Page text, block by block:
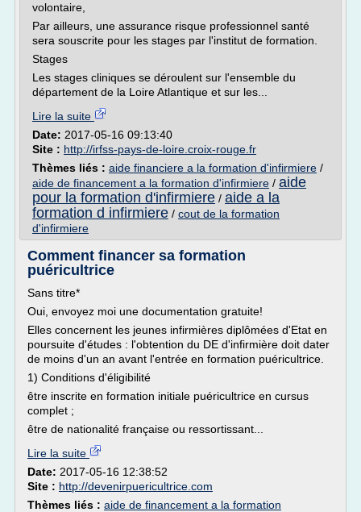
volontaire,
Par ailleurs, une assurance risque professionnel santé
sera souscrite pour les stages par l'institut de formation.
Stages
Les stages cliniques se déroulent sur l'ensemble du
département de la Loire Atlantique et sur les...
Lire la suite
Date: 2017-05-16 09:13:40
Site : http://irfss-pays-de-loire.croix-rouge.fr
Thèmes liés : aide financiere a la formation d'infirmiere /
aide de financement a la formation d'infirmiere / aide
pour la formation d'infirmiere / aide a la
formation d infirmiere / cout de la formation
d'infirmiere
Comment financer sa formation
puéricultrice
Sans titre*
Oui, envoyez moi une documentation gratuite!
Elles concernent les jeunes infirmières diplômées d'Etat en
poursuite d'études : l'obtention du DE d'infirmière doit dater
de moins d'un an avant l'entrée en formation puéricultrice.
1) Conditions d'éligibilité
être inscrite en formation initiale puéricultrice en cursus
complet ;
être de nationalité française ou ressortissant...
Lire la suite
Date: 2017-05-16 12:38:52
Site : http://devenirpuericultrice.com
Thèmes liés : aide de financement a la formation